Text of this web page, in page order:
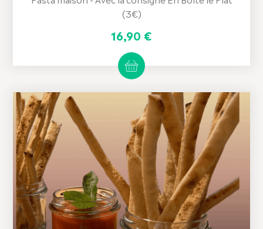
(3€)
16,90 €